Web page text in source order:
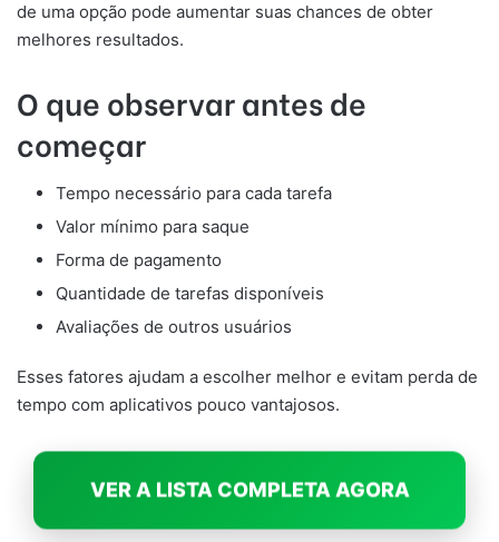
de uma opção pode aumentar suas chances de obter
melhores resultados.
O que observar antes de
começar
Tempo necessário para cada tarefa
Valor mínimo para saque
Forma de pagamento
Quantidade de tarefas disponíveis
Avaliações de outros usuários
Esses fatores ajudam a escolher melhor e evitam perda de
tempo com aplicativos pouco vantajosos.
VER A LISTA COMPLETA AGORA